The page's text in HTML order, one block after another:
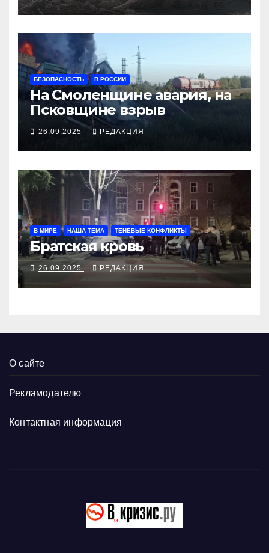
БЕЗОПАСНОСТЬ В РОССИИ
На Смоленщине авария, на
Псковщине взрыв
26.09.2025 РЕДАКЦИЯ
В МИРЕ НАША ТЕМА ТЕНЕВЫЕ КОНФЛИКТЫ
Братская кровь
26.09.2025 РЕДАКЦИЯ
О сайте
Рекламодателю
Контактная информация